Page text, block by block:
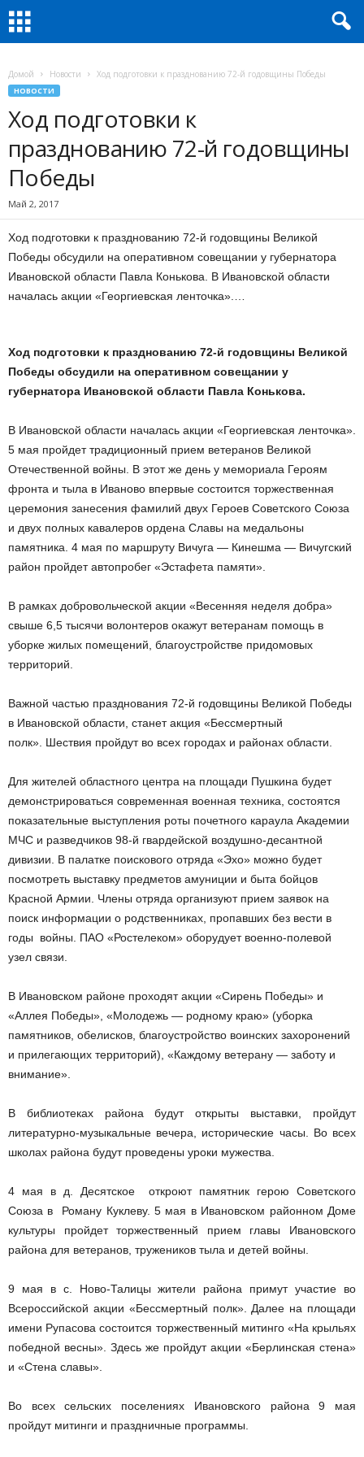
Домой Новости Ход подготовки к празднованию 72-й годовщины Победы
НОВОСТИ
Ход подготовки к
празднованию 72-й годовщины
Победы
Май 2, 2017
Ход подготовки к празднованию 72-й годовщины Великой
Победы обсудили на оперативном совещании у губернатора
Ивановской области Павла Конькова. В Ивановской области
началась акции «Георгиевская ленточка».…
Ход подготовки к празднованию 72-й годовщины Великой
Победы обсудили на оперативном совещании у
губернатора Ивановской области Павла Конькова.
В Ивановской области началась акции «Георгиевская ленточка».
5 мая пройдет традиционный прием ветеранов Великой
Отечественной войны. В этот же день у мемориала Героям
фронта и тыла в Иваново впервые состоится торжественная
церемония занесения фамилий двух Героев Советского Союза
и двух полных кавалеров ордена Славы на медальоны
памятника. 4 мая по маршруту Вичуга — Кинешма — Вичугский
район пройдет автопробег «Эстафета памяти».
В рамках добровольческой акции «Весенняя неделя добра»
свыше 6,5 тысячи волонтеров окажут ветеранам помощь в
уборке жилых помещений, благоустройстве придомовых
территорий.
Важной частью празднования 72-й годовщины Великой Победы
в Ивановской области, станет акция «Бессмертный
полк». Шествия пройдут во всех городах и районах области.
Для жителей областного центра на площади Пушкина будет
демонстрироваться современная военная техника, состоятся
показательные выступления роты почетного караула Академии
МЧС и разведчиков 98-й гвардейской воздушно-десантной
дивизии. В палатке поискового отряда «Эхо» можно будет
посмотреть выставку предметов амуниции и быта бойцов
Красной Армии. Члены отряда организуют прием заявок на
поиск информации о родственниках, пропавших без вести в
годы войны. ПАО «Ростелеком» оборудует военно-полевой
узел связи.
В Ивановском районе проходят акции «Сирень Победы» и
«Аллея Победы», «Молодежь — родному краю» (уборка
памятников, обелисков, благоустройство воинских захоронений
и прилегающих территорий), «Каждому ветерану — заботу и
внимание».
В библиотеках района будут открыты выставки, пройдут
литературно-музыкальные вечера, исторические часы. Во всех
школах района будут проведены уроки мужества.
4 мая в д. Десятское откроют памятник герою Советского
Союза в Роману Куклеву. 5 мая в Ивановском районном Доме
культуры пройдет торжественный прием главы Ивановского
района для ветеранов, тружеников тыла и детей войны.
9 мая в с. Ново-Талицы жители района примут участие во
Всероссийской акции «Бессмертный полк». Далее на площади
имени Рупасова состоится торжественный митинго «На крыльях
победной весны». Здесь же пройдут акции «Берлинская стена»
и «Стена славы».
Во всех сельских поселениях Ивановского района 9 мая
пройдут митинги и праздничные программы.